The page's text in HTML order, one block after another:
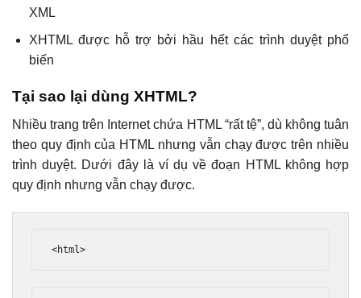
XML
XHTML được hỗ trợ bởi hầu hết các trình duyệt phổ
biến
Tại sao lại dùng XHTML?
Nhiều trang trên Internet chứa HTML “rất tệ”, dù không tuân
theo quy định của HTML nhưng vẫn chạy được trên nhiều
trình duyệt. Dưới đây là ví dụ về đoạn HTML không hợp
quy định nhưng vẫn chạy được.
<html>